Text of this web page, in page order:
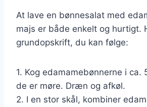
At lave en bønnesalat med
majs er både enkelt og hurtigt.
grundopskrift, du kan følge:
1. Kog edamamebønnerne i ca.
de er møre. Dræn og afkøl.
2. I en stor skål, kombiner